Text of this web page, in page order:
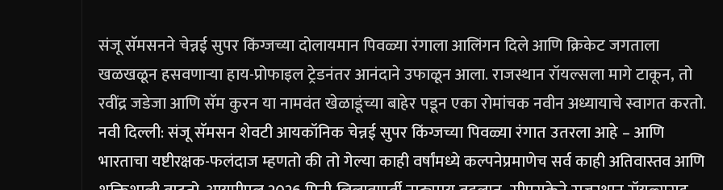
संजू सॅमसनने चेन्नई सुपर किंग्जच्या दोलायमान पिवळ्या रंगाला आलिंगन दिले आणि क्रिकेट जगताला
खळखळून हसवणाऱ्या हाय-प्रोफाइल ट्रेडनंतर आनंदाने उफाळून आला. राजस्थान रॉयल्सला मागे टाकून, तो
रवींद्र जडेजा आणि सॅम कुरन या नामवंत खेळाडूंच्या बाहेर पडून एका रोमांचक नवीन अध्यायाचे स्वागत करतो.
नवी दिल्ली: संजू सॅमसन शेवटी आयकॉनिक चेन्नई सुपर किंग्जच्या पिवळ्या रंगात उतरला आहे – आणि
भारताचा यष्टीरक्षक-फलंदाज म्हणतो की तो गेल्या काही वर्षांमध्ये कल्पनेप्रमाणेच सर्व काही अतिवास्तव आणि